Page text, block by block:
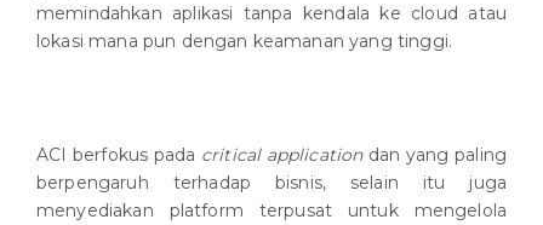
memindahkan aplikasi tanpa kendala ke cloud atau
lokasi mana pun dengan keamanan yang tinggi.
ACI berfokus pada critical applicationdan yang paling
berpengaruh terhadap bisnis, selain itu juga
menyediakan platform terpusat untuk mengelola